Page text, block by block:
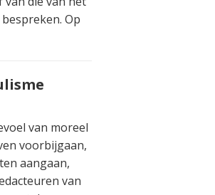
Op
van moreel
voorbijgaan,
aangaan,
van